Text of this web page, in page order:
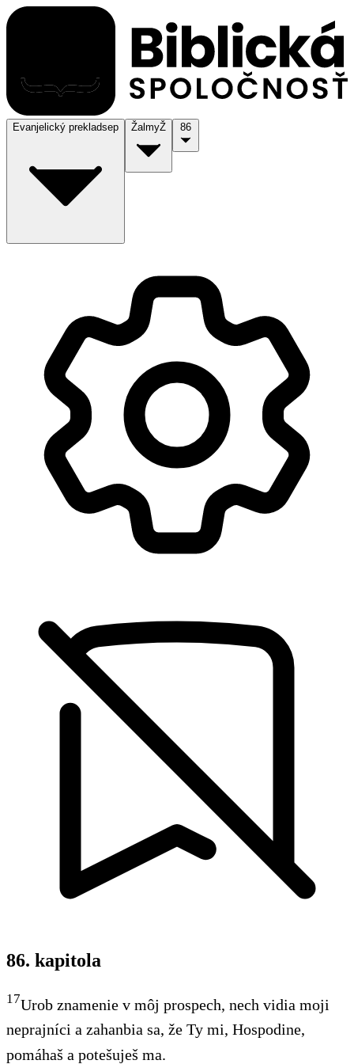
Evanjelický prekladsep ŽalmyŽ
86. kapitola
17Urob znamenie v môj prospech, nech vidia moji
neprajníci a zahanbia sa, že Ty mi, Hospodine,
pomáhaš a potešuješ ma.